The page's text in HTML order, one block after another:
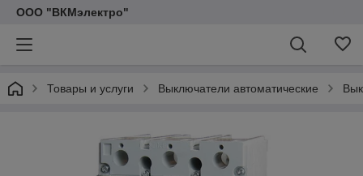
ООО "ВКМэлектро"
Товары и услуги Выключатели автоматические